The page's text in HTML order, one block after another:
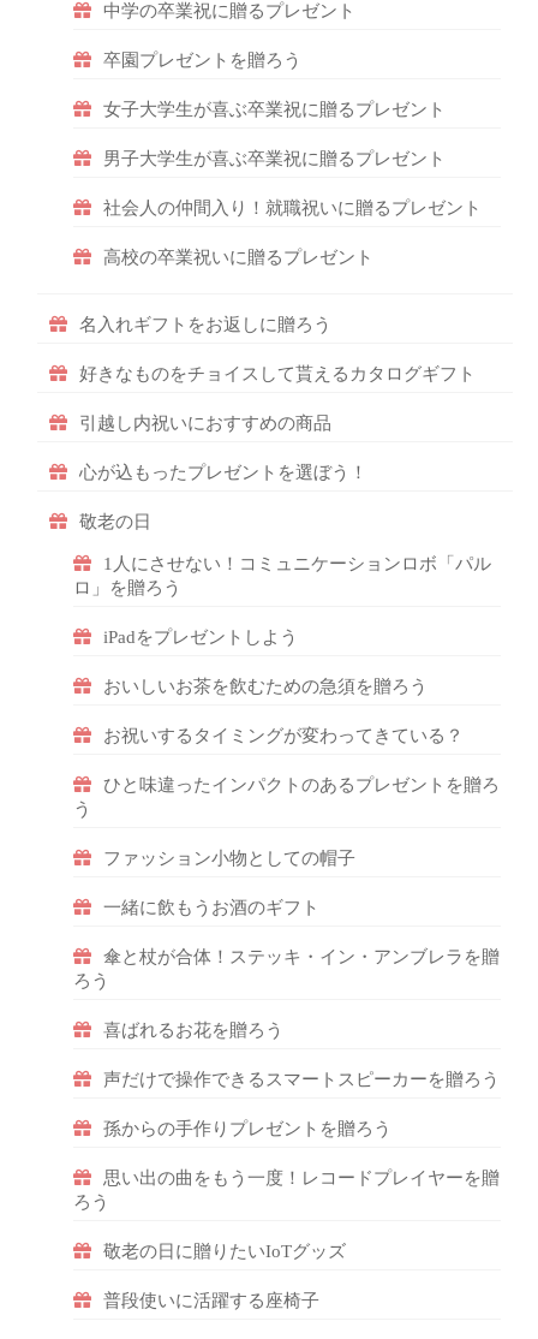
中学の卒業祝に贈るプレゼント
卒園プレゼントを贈ろう
女子大学生が喜ぶ卒業祝に贈るプレゼント
男子大学生が喜ぶ卒業祝に贈るプレゼント
社会人の仲間入り！就職祝いに贈るプレゼント
高校の卒業祝いに贈るプレゼント
名入れギフトをお返しに贈ろう
好きなものをチョイスして貰えるカタログギフト
引越し内祝いにおすすめの商品
心が込もったプレゼントを選ぼう！
敬老の日
1人にさせない！コミュニケーションロボ「パル
ロ」を贈ろう
iPadをプレゼントしよう
おいしいお茶を飲むための急須を贈ろう
お祝いするタイミングが変わってきている？
ひと味違ったインパクトのあるプレゼントを贈ろ
う
ファッション小物としての帽子
一緒に飲もうお酒のギフト
傘と杖が合体！ステッキ・イン・アンブレラを贈
ろう
喜ばれるお花を贈ろう
声だけで操作できるスマートスピーカーを贈ろう
孫からの手作りプレゼントを贈ろう
思い出の曲をもう一度！レコードプレイヤーを贈
ろう
敬老の日に贈りたいIoTグッズ
普段使いに活躍する座椅子